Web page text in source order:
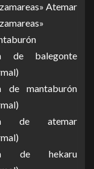
Atemar
de balegonte
de mantaburón
de atemar
de hekaru